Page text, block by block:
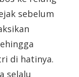
sebelum
di hatinya.
selalu